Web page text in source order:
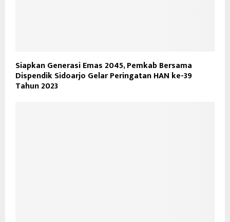
Siapkan Generasi Emas 2045, Pemkab Bersama
Dispendik Sidoarjo Gelar Peringatan HAN ke-39
Tahun 2023